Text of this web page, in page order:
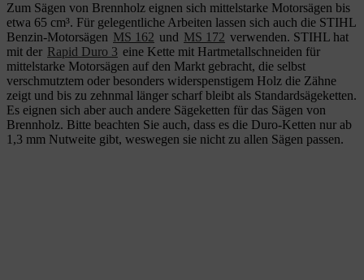
Zum Sägen von Brennholz eignen sich mittelstarke Motorsägen bis
etwa 65 cm³. Für gelegentliche Arbeiten lassen sich auch die STIHL
Benzin-Motorsägen MS 162 und MS 172 verwenden. STIHL hat
mit der Rapid Duro 3 eine Kette mit Hartmetallschneiden für
mittelstarke Motorsägen auf den Markt gebracht, die selbst
verschmutztem oder besonders widerspenstigem Holz die Zähne
zeigt und bis zu zehnmal länger scharf bleibt als Standardsägeketten.
Es eignen sich aber auch andere Sägeketten für das Sägen von
Brennholz. Bitte beachten Sie auch, dass es die Duro-Ketten nur ab
1,3 mm Nutweite gibt, weswegen sie nicht zu allen Sägen passen.